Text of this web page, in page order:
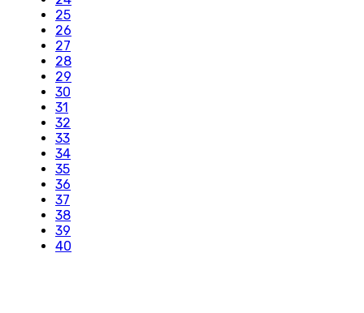
25
26
27
28
29
30
31
32
33
34
35
36
37
38
39
40